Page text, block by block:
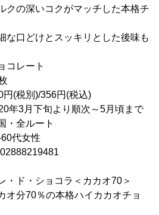
クがマッチした本格チ
スッキリとした後味も
ート
(税別)/356円(税込)
下旬より順次～5月頃まで
全ルート
代女性
ショコラ＜カカオ70＞
70％の本格ハイカカオチョ